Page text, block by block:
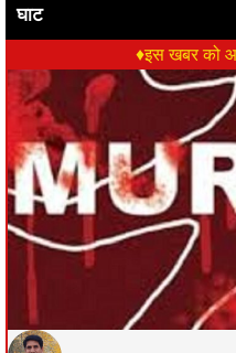
घाट
♦इस खबर को